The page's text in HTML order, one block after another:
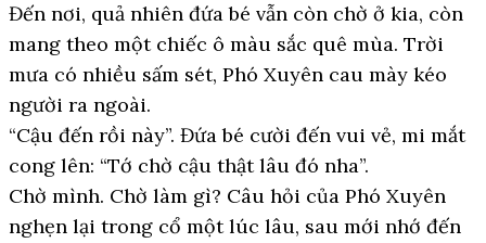
Đến nơi, quả nhiên đứa bé vẫn còn chờ ở kia, còn
mang theo một chiếc ô màu sắc quê mùa. Trời
mưa có nhiều sấm sét, Phó Xuyên cau mày kéo
người ra ngoài.
“Cậu đến rồi này”. Đứa bé cười đến vui vẻ, mi mắt
cong lên: “Tớ chờ cậu thật lâu đó nha”.
Chờ mình. Chờ làm gì? Câu hỏi của Phó Xuyên
nghẹn lại trong cổ một lúc lâu, sau mới nhớ đến